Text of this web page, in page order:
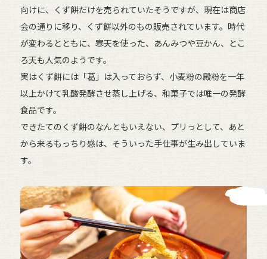
向けに、くず餅だけを売られていたそうですが、現在は商店
会の通りに移り、くず餅以外のもの販売されています。時代
が変わるとともに、寒天を使った、あんみつや豆かん、とこ
ろ天も人気のようです。
実はくず餅には「葛」は入っておらず、小麦粉の殿粉を一年
以上かけて乳酸発酵させ蒸し上げる、和菓子では唯一の発酵
食品です。
できたてのくず餅のなんともいえない、プリっとして、あと
から来るもっちり感は、そういった手仕事が生み出していま
す。